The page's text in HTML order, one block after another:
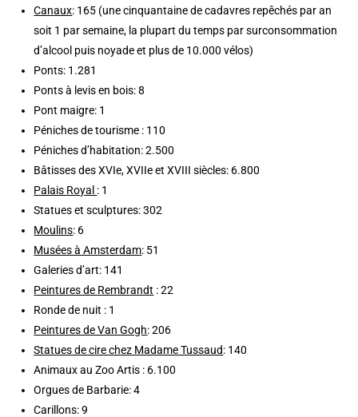
Canaux: 165 (une cinquantaine de cadavres repêchés par an
soit 1 par semaine, la plupart du temps par surconsommation
d’alcool puis noyade et plus de 10.000 vélos)
Ponts: 1.281
Ponts à levis en bois: 8
Pont maigre: 1
Péniches de tourisme : 110
Péniches d’habitation: 2.500
Bâtisses des XVIe, XVIIe et XVIII siècles: 6.800
Palais Royal : 1
Statues et sculptures: 302
Moulins: 6
Musées à Amsterdam: 51
Galeries d’art: 141
Peintures de Rembrandt : 22
Ronde de nuit : 1
Peintures de Van Gogh: 206
Statues de cire chez Madame Tussaud: 140
Animaux au Zoo Artis : 6.100
Orgues de Barbarie: 4
Carillons: 9